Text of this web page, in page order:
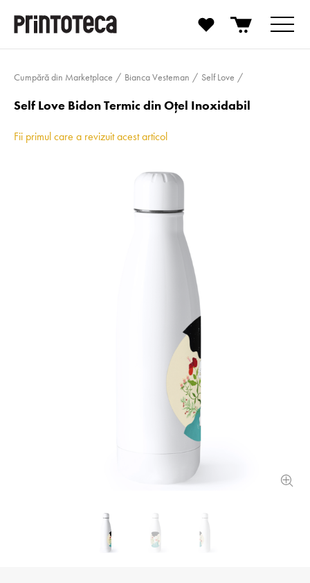
Cumpără din Marketplace Bianca Vesteman Self Love
Self Love Bidon Termic din Oțel Inoxidabil
Fii primul care a revizuit acest articol